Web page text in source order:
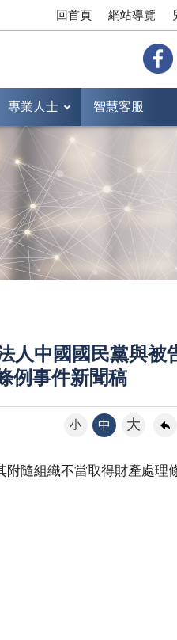
回首頁 網站導覽
專業人士 智慧客服
人中國國民黨與被
例事件新聞稿
小 中 大
隨組織不當取得財產處理